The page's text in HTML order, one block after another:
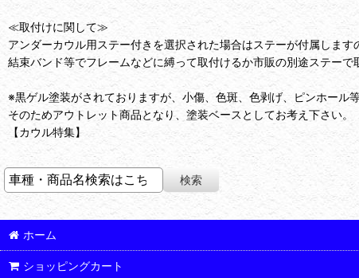
≪取付けに関して≫
アンダーカウル用ステー付きを選択された場合はステーが付属します
結束バンド等でフレームなどに縛って取付けるか市販の別途ステーで
※黒ゲル塗装がされておりますが、小傷、色斑、色剥げ、ピンホール
そのためアウトレット商品となり、塗装ベースとしてお考え下さい。
【カウル特集】
ホーム
ショッピングカート